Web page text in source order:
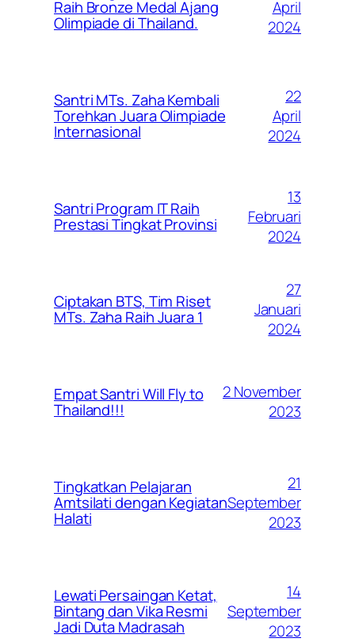
Raih Bronze Medal Ajang
Olimpiade di Thailand.
April
2024
Santri MTs. Zaha Kembali
Torehkan Juara Olimpiade
Internasional
22
April
2024
Santri Program IT Raih
Prestasi Tingkat Provinsi
13
Februari
2024
Ciptakan BTS, Tim Riset
MTs. Zaha Raih Juara 1
27
Januari
2024
Empat Santri Will Fly to
Thailand!!!
2 November
2023
Tingkatkan Pelajaran
Amtsilati dengan Kegiatan
Halati
21
September
2023
Lewati Persaingan Ketat,
Bintang dan Vika Resmi
Jadi Duta Madrasah
14
September
2023